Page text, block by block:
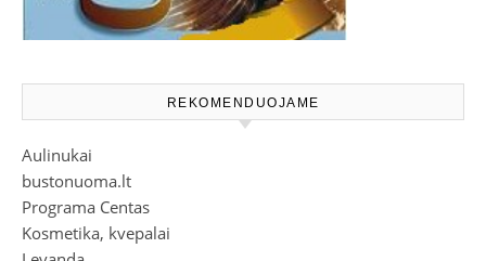
REKOMENDUOJAME
Aulinukai
bustonuoma.lt
Programa Centas
Kosmetika, kvepalai